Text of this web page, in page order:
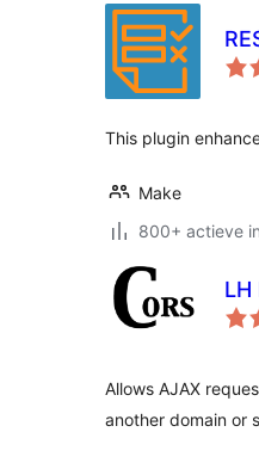
This plugin
Make
800+ actieve
LH
Allows AJAX
another domain or